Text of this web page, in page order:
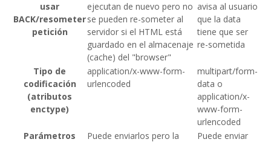
usar
BACK/resometer
petición
ejecutan de nuevo pero no
se pueden re-someter al
servidor si el HTML está
guardado en el almacenaje
(cache) del "browser"
avisa al usuario
que la data
tiene que ser
re-sometida
Tipo de
codificación
(atributos
enctype)
application/x-www-form-
urlencoded
multipart/form-
data o
application/x-
www-form-
urlencoded
Parámetros
Puede enviarlos pero la
Puede enviar